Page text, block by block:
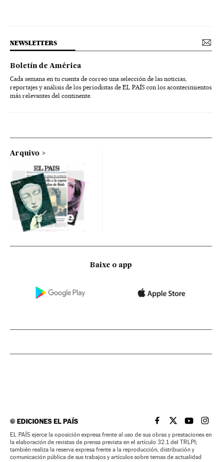
NEWSLETTERS
Boletín de América
Cada semana en tu cuenta de correo una selección de las noticias,
reportajes y análisis de los periodistas de EL PAÍS con los acontecimientos
más relevantes del continente.
Arquivo
Baixe o app
©EDICIONES EL PAÍS EL PAÍS BRASIL EN
EL PAÍSEL PAÍS
EL
EL PAÍS ejerce la oposición expresa frente al uso de sus obras y prestaciones en
la elaboración de revistas de prensa prevista en el artículo 32.1 del TRLPI;
también realiza la reserva expresa frente a la reproducción, distribución y
comunicación pública de sus trabajos y artículos sobre temas de actualidad